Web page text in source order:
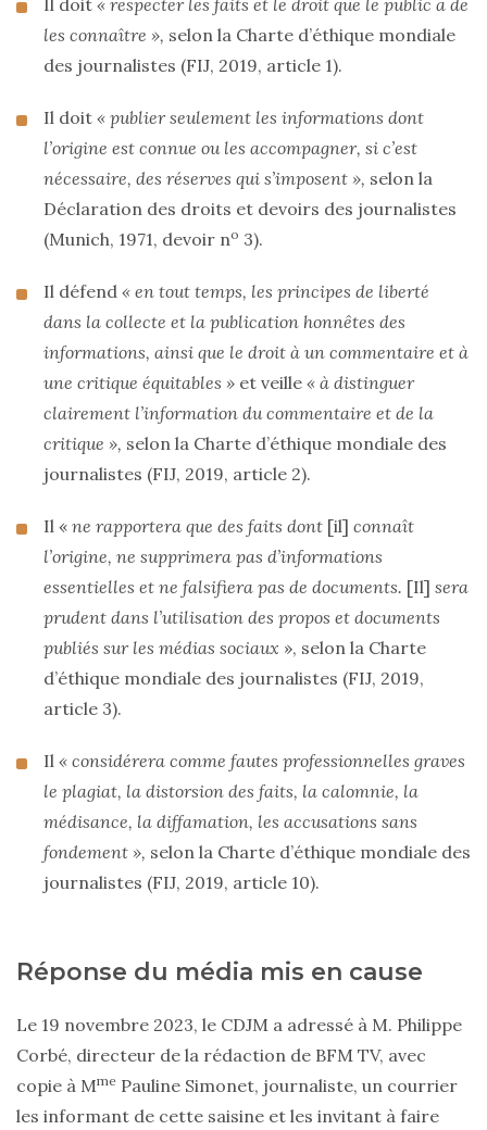
Il doit « respecter les faits et le droit que le public a de
les connaître », selon la Charte d’éthique mondiale
des journalistes (FIJ, 2019, article 1).
Il doit « publier seulement les informations dont
l’origine est connue ou les accompagner, si c’est
nécessaire, des réserves qui s’imposent », selon la
Déclaration des droits et devoirs des journalistes
(Munich, 1971, devoir no 3).
Il défend « en tout temps, les principes de liberté
dans la collecte et la publication honnêtes des
informations, ainsi que le droit à un commentaire et à
une critique équitables » et veille « à distinguer
clairement l’information du commentaire et de la
critique », selon la Charte d’éthique mondiale des
journalistes (FIJ, 2019, article 2).
Il « ne rapportera que des faits dont [il] connaît
l’origine, ne supprimera pas d’informations
essentielles et ne falsifiera pas de documents. [Il] sera
prudent dans l’utilisation des propos et documents
publiés sur les médias sociaux », selon la Charte
d’éthique mondiale des journalistes (FIJ, 2019,
article 3).
Il « considérera comme fautes professionnelles graves
le plagiat, la distorsion des faits, la calomnie, la
médisance, la diffamation, les accusations sans
fondement », selon la Charte d’éthique mondiale des
journalistes (FIJ, 2019, article 10).
Réponse du média mis en cause
Le 19 novembre 2023, le CDJM a adressé à M. Philippe
Corbé, directeur de la rédaction de BFM TV, avec
copie à Mme Pauline Simonet, journaliste, un courrier
les informant de cette saisine et les invitant à faire